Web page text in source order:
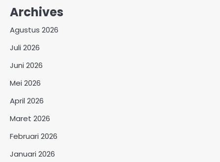
Archives
Agustus 2026
Juli 2026
Juni 2026
Mei 2026
April 2026
Maret 2026
Februari 2026
Januari 2026